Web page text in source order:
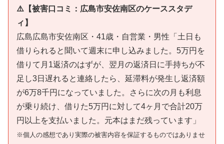
⚠️【被害口コミ：広島市安佐南区のケーススタデ
ィ】
広島広島市安佐南区・41歳・自営業・男性「土日も
借りられると聞いて週末に申し込みました。5万円を
借りて月1返済のはずが、翌月の返済日に手持ちが不
足し3日遅れると連絡したら、延滞料が発生し返済額
が6万8千円になっていました。さらに次の月も利息
が乗り続け、借りた5万円に対して4ヶ月で合計20万
円以上を支払いました。元本はまだ残っています」
※個人の感想であり実際の被害内容を保証するものではありませ